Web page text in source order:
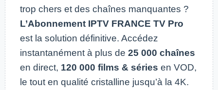
trop chers et des chaînes manquantes ?
L’Abonnement IPTV FRANCE TV Pro
est la solution définitive. Accédez
instantanément à plus de 25 000 chaînes
en direct, 120 000 films & séries en VOD,
le tout en qualité cristalline jusqu’à la 4K.